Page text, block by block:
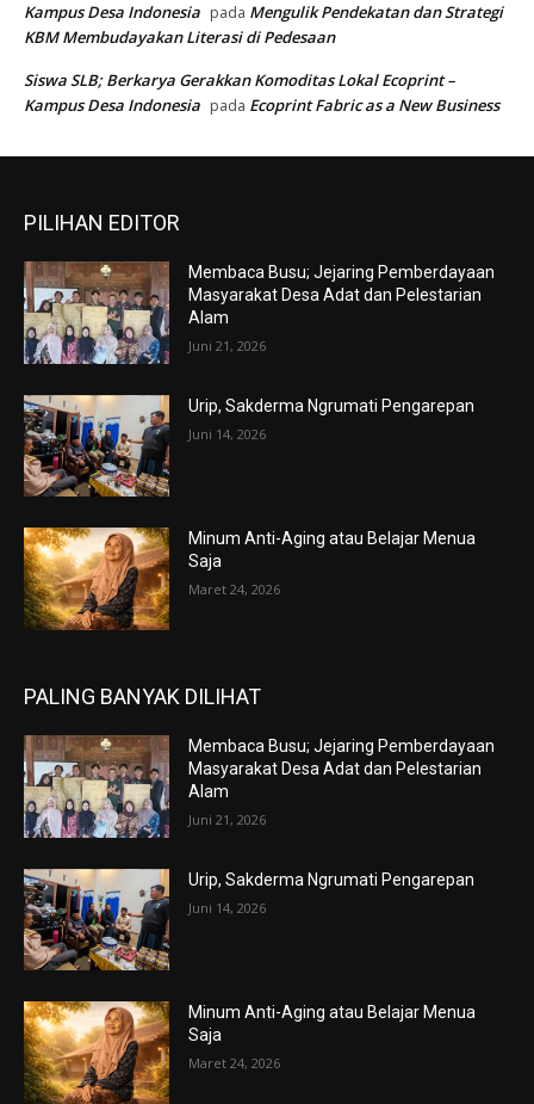
Kampus Desa Indonesia pada Mengulik Pendekatan dan Strategi
KBM Membudayakan Literasi di Pedesaan
Siswa SLB; Berkarya Gerakkan Komoditas Lokal Ecoprint –
Kampus Desa Indonesia pada Ecoprint Fabric as a New Business
PILIHAN EDITOR
Membaca Busu; Jejaring Pemberdayaan
Masyarakat Desa Adat dan Pelestarian
Alam
Juni 21, 2026
Urip, Sakderma Ngrumati Pengarepan
Juni 14, 2026
Minum Anti-Aging atau Belajar Menua
Saja
Maret 24, 2026
PALING BANYAK DILIHAT
Membaca Busu; Jejaring Pemberdayaan
Masyarakat Desa Adat dan Pelestarian
Alam
Juni 21, 2026
Urip, Sakderma Ngrumati Pengarepan
Juni 14, 2026
Minum Anti-Aging atau Belajar Menua
Saja
Maret 24, 2026